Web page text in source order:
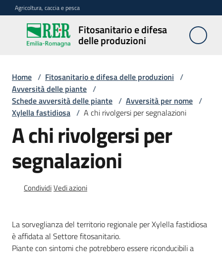
Vai al contenuto
Vai alla navigazione
Vai al footer
Agricoltura, caccia e pesca
Fitosanitario e difesa
delle produzioni
Fitosanitario
e difesa
produzioni
Avversità
delle
piante
sostenibile
Home / Fitosanitario e difesa delle produzioni /
Avversità delle piante /
Schede avversità delle piante / Avversità per nome /
Xylella fastidiosa / A chi rivolgersi per segnalazioni
A chi rivolgersi per
segnalazioni
CondividiVedi azioni
La sorveglianza del territorio regionale per Xylella fastidiosa
è affidata al Settore fitosanitario.
Piante con sintomi che potrebbero essere riconducibili a